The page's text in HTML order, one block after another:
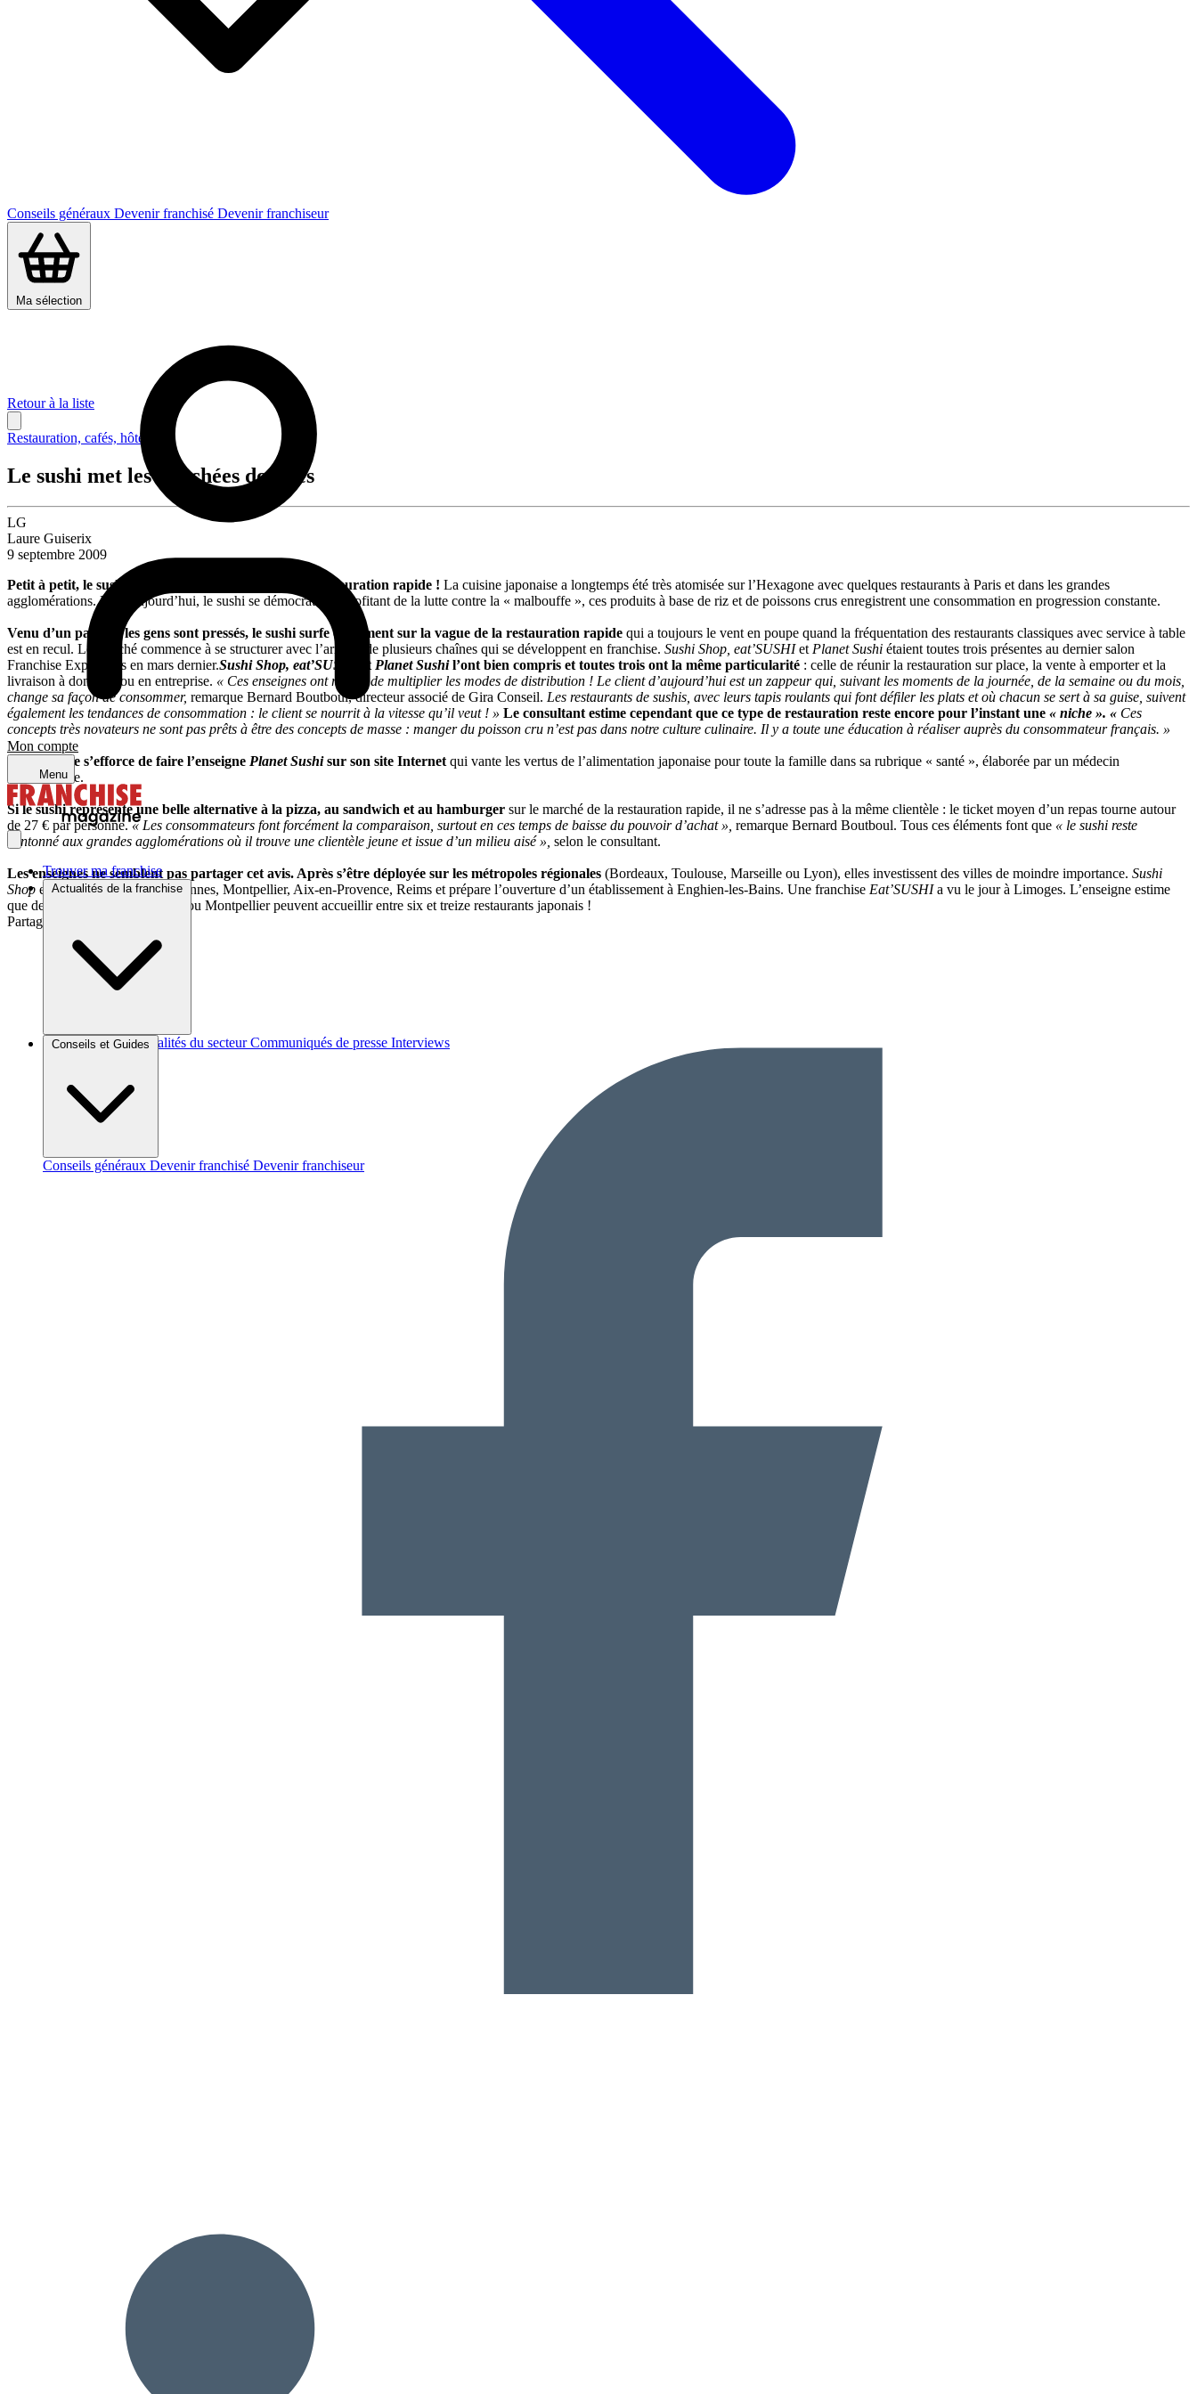
Conseils généraux Devenir franchisé Devenir franchiseur
Ma sélection
Mon compte
Menu
Trouver ma franchise
Actualités de la franchise
Brèves et actus Actualités du secteur Communiqués de presse Interviews
Conseils et Guides
Conseils généraux Devenir franchisé Devenir franchiseur
Retour à la liste
Restauration, cafés, hôtellerie
Le sushi met les bouchées doubles
LG
Laure Guiserix
9 septembre 2009
Petit à petit, le sushi fait son nid sur le secteur de la restauration rapide ! La cuisine japonaise a longtemps été très atomisée sur l’Hexagone avec quelques restaurants à Paris et dans les grandes
agglomérations. Mais aujourd’hui, le sushi se démocratise ! Profitant de la lutte contre la « malbouffe », ces produits à base de riz et de poissons crus enregistrent une consommation en progression constante.
Venu d’un pays où les gens sont pressés, le sushi surfe également sur la vague de la restauration rapide qui a toujours le vent en poupe quand la fréquentation des restaurants classiques avec service à table
est en recul. Le marché commence à se structurer avec l’arrivée de plusieurs chaînes qui se développent en franchise. Sushi Shop, eat’SUSHIet Planet Sushi étaient toutes trois présentes au dernier salon
Franchise Expo Paris en mars dernier.Sushi Shop, eat’SUSHI et Planet Sushil’ont bien compris et toutes trois ont la même particularité : celle de réunir la restauration sur place, la vente à emporter et la
livraison à domicile ou en entreprise. « Ces enseignes ont raison de multiplier les modes de distribution ! Le client d’aujourd’hui est un zappeur qui, suivant les moments de la journée, de la semaine ou du mois,
change sa façon de consommer, remarque Bernard Boutboul, directeur associé de Gira Conseil. Les restaurants de sushis, avec leurs tapis roulants qui font défiler les plats et où chacun se sert à sa guise, suivent
également les tendances de consommation : le client se nourrit à la vitesse qu’il veut ! » Le consultant estime cependant que ce type de restauration reste encore pour l’instant une « niche ». « Ces
concepts très novateurs ne sont pas prêts à être des concepts de masse : manger du poisson cru n’est pas dans notre culture culinaire. Il y a toute une éducation à réaliser auprès du consommateur français. »
C’est ce que s’efforce de faire l’enseigne Planet Sushisur son site Internet qui vante les vertus de l’alimentation japonaise pour toute la famille dans sa rubrique « santé », élaborée par un médecin
nutritionniste.
Si le sushi représente une belle alternative à la pizza, au sandwich et au hamburger sur le marché de la restauration rapide, il ne s’adresse pas à la même clientèle : le ticket moyen d’un repas tourne autour
de 27 € par personne.« Les consommateurs font forcément la comparaison, surtout en ces temps de baisse du pouvoir d’achat », remarque Bernard Boutboul. Tous ces éléments font que « le sushi reste
cantonné aux grandes agglomérations où il trouve une clientèle jeune et issue d’un milieu aisé », selon le consultant.
Les enseignes ne semblent pas partager cet avis. Après s’être déployée sur les métropoles régionales (Bordeaux, Toulouse, Marseille ou Lyon), elles investissent des villes de moindre importance. Sushi
Shop est ainsi déjà présente à Rennes, Montpellier, Aix-en-Provence, Reims et prépare l’ouverture d’un établissement à Enghien-les-Bains. Une franchise Eat’SUSHIa vu le jour à Limoges. L’enseigne estime
que des villes comme Grenoble ou Montpellier peuvent accueillir entre six et treize restaurants japonais !
Partager sur :